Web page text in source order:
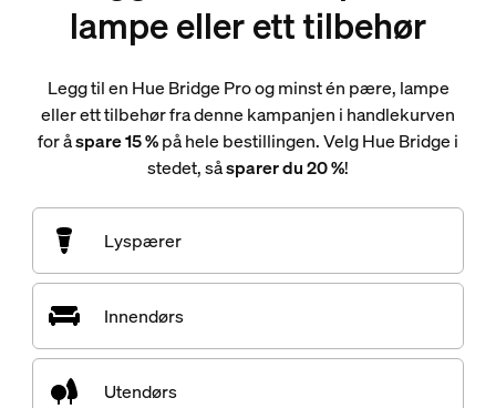
lampe eller ett tilbehør
Legg til en Hue Bridge Pro og minst én pære, lampe
eller ett tilbehør fra denne kampanjen i handlekurven
for åspare 15 %på hele bestillingen. Velg Hue Bridge i
stedet, såsparer du 20 %!
Lyspærer
Innendørs
Utendørs